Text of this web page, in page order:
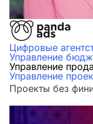
Цифровые
Управление
Управление
Управление
Проекты без